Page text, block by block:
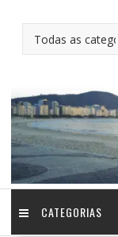
CATEGORIAS